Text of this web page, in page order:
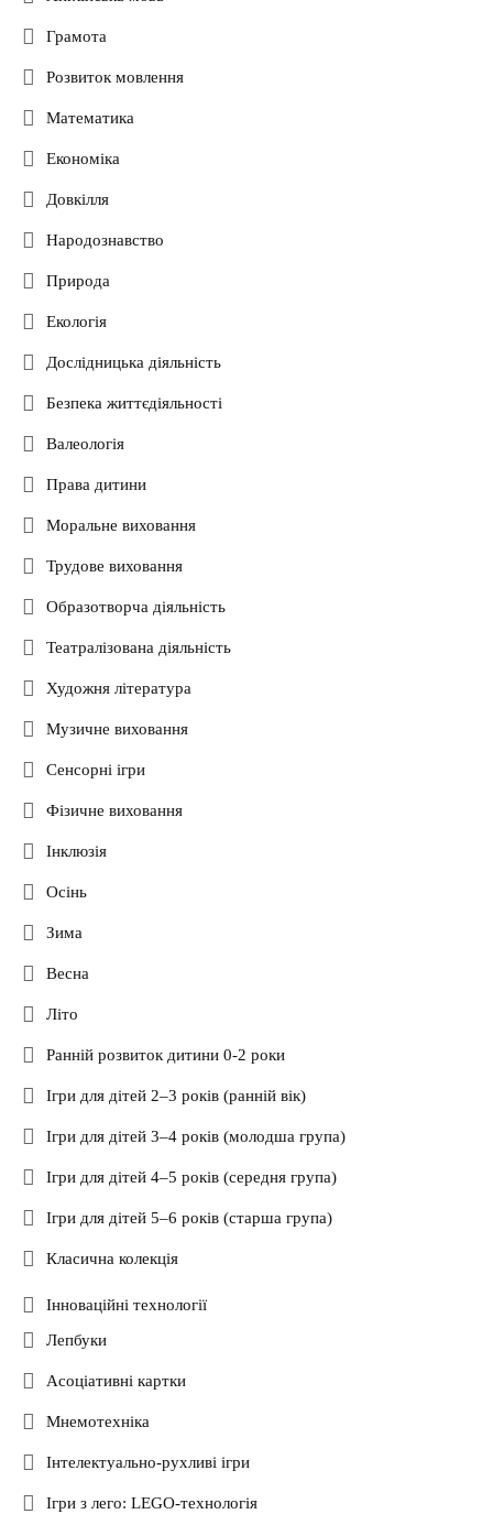
Грамота
Розвиток мовлення
Математика
Економіка
Довкілля
Народознавство
Природа
Екологія
Дослідницька діяльність
Безпека життєдіяльності
Валеологія
Права дитини
Моральне виховання
Трудове виховання
Образотворча діяльність
Театралізована діяльність
Художня література
Музичне виховання
Сенсорні ігри
Фізичне виховання
Інклюзія
Осінь
Зима
Весна
Літо
Ранній розвиток дитини 0-2 роки
Ігри для дітей 2–3 років (ранній вік)
Ігри для дітей 3–4 років (молодша група)
Ігри для дітей 4–5 років (середня група)
Ігри для дітей 5–6 років (старша група)
Класична колекція
Інноваційні технології
Лепбуки
Асоціативні картки
Мнемотехніка
Інтелектуально-рухливі ігри
Ігри з лего: LEGO-технологія